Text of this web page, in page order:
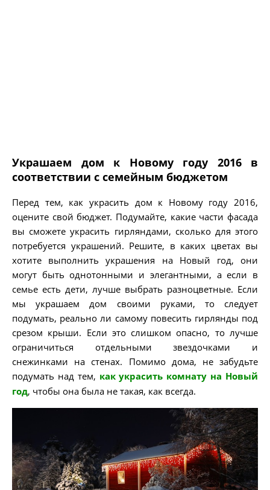
Украшаем дом к Новому году 2016 в
соответствии с семейным бюджетом
Перед тем, как украсить дом к Новому году 2016,
оцените свой бюджет. Подумайте, какие части фасада
вы сможете украсить гирляндами, сколько для этого
потребуется украшений. Решите, в каких цветах вы
хотите выполнить украшения на Новый год, они
могут быть однотонными и элегантными, а если в
семье есть дети, лучше выбрать разноцветные. Если
мы украшаем дом своими руками, то следует
подумать, реально ли самому повесить гирлянды под
срезом крыши. Если это слишком опасно, то лучше
ограничиться отдельными звездочками и
снежинками на стенах. Помимо дома, не забудьте
подумать над тем, как украсить комнату на Новый
год, чтобы она была не такая, как всегда.